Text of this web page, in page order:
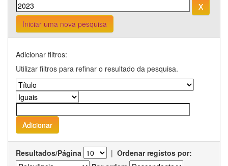
Iniciar uma nova pesquisa
Adicionar filtros:
Utilizar filtros para refinar o resultado da pesquisa.
Resultados/Página | Ordenar registos por: